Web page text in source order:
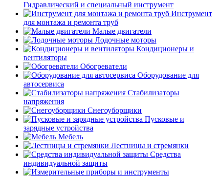
Гидравлический и специальный инструмент
Инструмент
для монтажа и ремонта труб
Малые двигатели
Лодочные моторы
Кондиционеры и
вентиляторы
Обогреватели
Оборудование для
автосервиса
Стабилизаторы
напряжения
Снегоуборщики
Пусковые и
зарядные устройства
Мебель
Лестницы и стремянки
Средства
индивидуальной защиты